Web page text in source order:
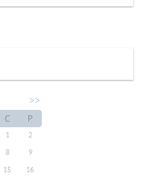
>>
C P
1
2
8
9
15
16